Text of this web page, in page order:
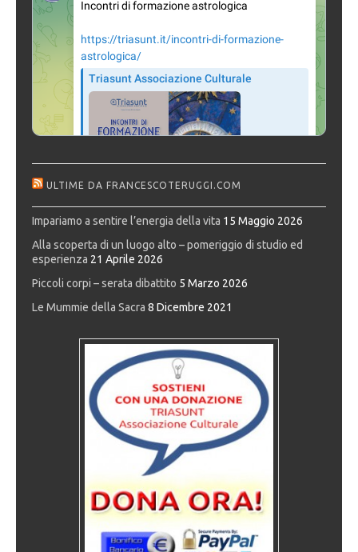
ULTIME DA FRANCESCOTERUGGI.COM
Impariamo a sentire l’energia della vita 15 Maggio 2026
Alla scoperta di un luogo alto – pomeriggio di studio ed
esperienza 21 Aprile 2026
Piccoli corpi – serata dibattito 5 Marzo 2026
Le Mummie della Sacra 8 Dicembre 2021